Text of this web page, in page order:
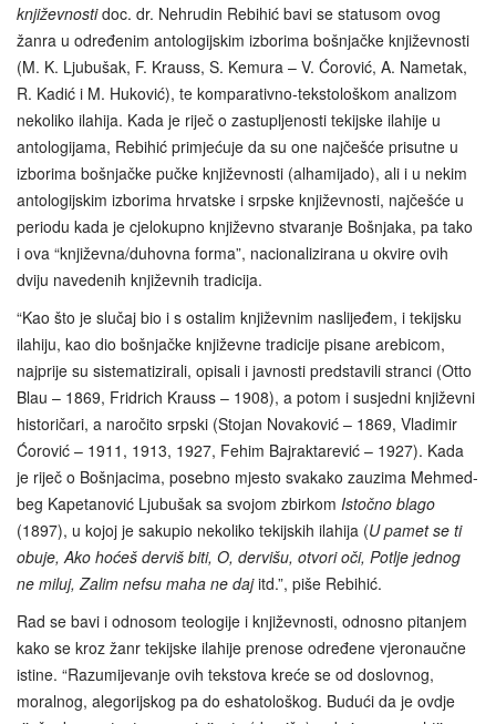
književnostidoc. dr. Nehrudin Rebihić bavi se statusom ovog
žanra u određenim antologijskim izborima bošnjačke književnosti
(M. K. Ljubušak, F. Krauss, S. Kemura – V. Ćorović, A. Nametak,
R. Kadić i M. Huković), te komparativno-tekstološkom analizom
nekoliko ilahija. Kada je riječ o zastupljenosti tekijske ilahije u
antologijama, Rebihić primjećuje da su one najčešće prisutne u
izborima bošnjačke pučke književnosti (alhamijado), ali i u nekim
antologijskim izborima hrvatske i srpske književnosti, najčešće u
periodu kada je cjelokupno književno stvaranje Bošnjaka, pa tako
i ova “književna/duhovna forma”, nacionalizirana u okvire ovih
dviju navedenih književnih tradicija.
“Kao što je slučaj bio i s ostalim književnim naslijeđem, i tekijsku
ilahiju, kao dio bošnjačke književne tradicije pisane arebicom,
najprije su sistematizirali, opisali i javnosti predstavili stranci (Otto
Blau – 1869, Fridrich Krauss – 1908), a potom i susjedni književni
historičari, a naročito srpski (Stojan Novaković – 1869, Vladimir
Ćorović – 1911, 1913, 1927, Fehim Bajraktarević – 1927). Kada
je riječ o Bošnjacima, posebno mjesto svakako zauzima Mehmed-
beg Kapetanović Ljubušak sa svojom zbirkom Istočno blago
(1897), u kojoj je sakupio nekoliko tekijskih ilahija (U pamet se ti
obuje, Ako hoćeš derviš biti, O, dervišu, otvori oči, Potlje jednog
ne miluj, Zalim nefsu maha ne dajitd.”, piše Rebihić.
Rad se bavi i odnosom teologije i književnosti, odnosno pitanjem
kako se kroz žanr tekijske ilahije prenose određene vjeronaučne
istine. “Razumijevanje ovih tekstova kreće se od doslovnog,
moralnog, alegorijskog pa do eshatološkog. Budući da je ovdje